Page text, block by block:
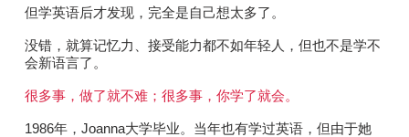
但学英语后才发现，完全是自己想太多了。
没错，就算记忆力、接受能力都不如年轻人，但也不是学不
会新语言了。
很多事，做了就不难；很多事，你学了就会。
1986年，Joanna大学毕业。当年也有学过英语，但由于她